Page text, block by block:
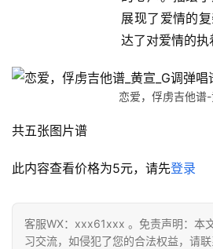
展现了爱情的
达了对爱情的执
恋爱，俘虏吉他谱
共五张图片谱
此内容查看价格为5元，请先登录
客服WX：xxx61xxx 。免责声明：本
习交流，如侵犯了您的合法权益，请